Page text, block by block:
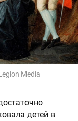
Media
детей в